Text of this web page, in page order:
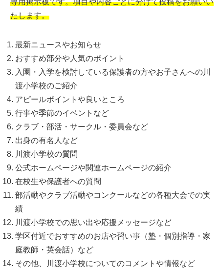
たします。
最新ニュースやお知らせ
おすすめ部分や人気のポイント
入園・入学を検討している保護者の方やお子さんへの川
渡小学校のご紹介
アピールポイントや良いところ
行事や季節のイベントなど
クラブ・部活・サークル・委員会など
出身の有名人など
川渡小学校の質問
公式ホームページや関連ホームページの紹介
在校生や保護者への質問
部活動やクラブ活動やコンクールなどの各種大会での実
績
川渡小学校での思い出や応援メッセージなど
学区付近でおすすめのお店や習い事（塾・個別指導・家
庭教師・英会話）など
その他、川渡小学校についてのコメントや情報など